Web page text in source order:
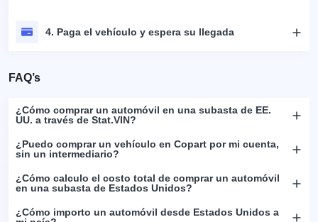
4. Paga el vehículo y espera su llegada
FAQ’s
¿Cómo comprar un automóvil en una subasta de EE.
UU. a través de Stat.VIN?
¿Puedo comprar un vehículo en Copart por mi cuenta,
sin un intermediario?
¿Cómo calculo el costo total de comprar un automóvil
en una subasta de Estados Unidos?
¿Cómo importo un automóvil desde Estados Unidos a